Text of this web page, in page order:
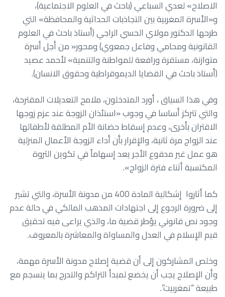
الاصلاح» لعدي السباعي (باحث في العلوم الاجتماعية)،
و«الأسرة المغربية بين التجاذبات الحداثية والمحافظة» التي
طرحها الدكتور مولاي الحسي الراجي (أستاذ باحث في العلوم
القانونية ومحامي وفاعل جمعوي) ومحور« من أجل أسرة
متوازنة، مستقرة ورافعة للمواطنة والتنمية» لأحمد عصيد
(أستاذ باحث في القضايا الديموقراطية وحقوق الانسان).
وفي هذا السياق ، أورد المتدخلون، ملامح التعديلات المقترحة،
والتي تتركز أساسا في وجوب «استئذان الزوجة عند عزم زوجها
الاقتران بأخرى، وعدم إسقاط حضانة الأم المطلقة لأطفالها
عند الزواج مرة ثانية، والإقرار بأن أداء الزوجة الأعمال المنزلية
هو عمل غير مدفوع الأجر يعد إسهاماً في تكوين الثروة
المكتسبة أثناء فترة الزواج».
كما أثاروا إشكالية المادة 400 من مدونة الأسرة، والتي تشير
إلى ضرورة الرجوع إلى اجتهادات المذهب المالكي في حالة عدم
وجود نص قانوني يؤطر قضية ما، والذي يراعى فيه تحقيق
قيم الإسلام في العدل والمساواة والمعاشرة بالمعروف.
وخلص المشاركون إلى أن قضية إصلاح مدونة الأسرة مهمة،
وأن الإصلاح يجب أن يخضع لمبدأ التراكم والتدرج بما ينسجم مع
طبيعة “تمغربيت”.